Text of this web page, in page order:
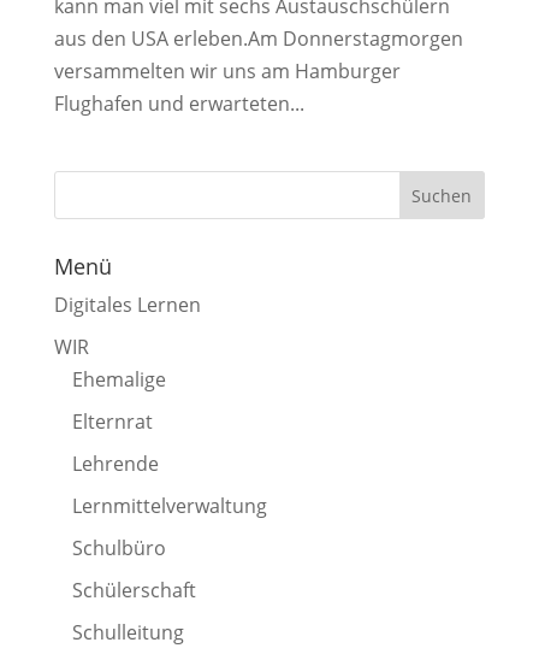
kann man viel mit sechs Austauschschülern
aus den USA erleben.Am Donnerstagmorgen
versammelten wir uns am Hamburger
Flughafen und erwarteten...
Menü
Digitales Lernen
WIR
Ehemalige
Elternrat
Lehrende
Lernmittelverwaltung
Schulbüro
Schülerschaft
Schulleitung